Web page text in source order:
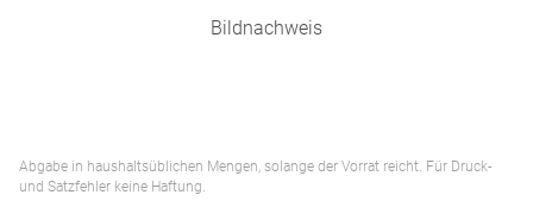
Bildnachweis
Abgabe in haushaltsüblichen Mengen, solange der Vorrat reicht. Für Druck-
und Satzfehler keine Haftung.